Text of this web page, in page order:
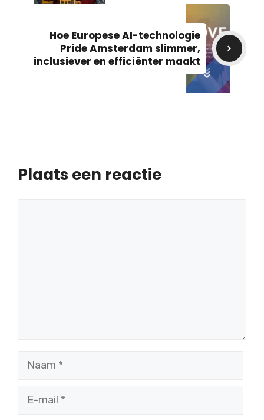
Hoe Europese AI-technologie
Pride Amsterdam slimmer,
inclusiever en efficiënter maakt
Plaats een reactie
Naam